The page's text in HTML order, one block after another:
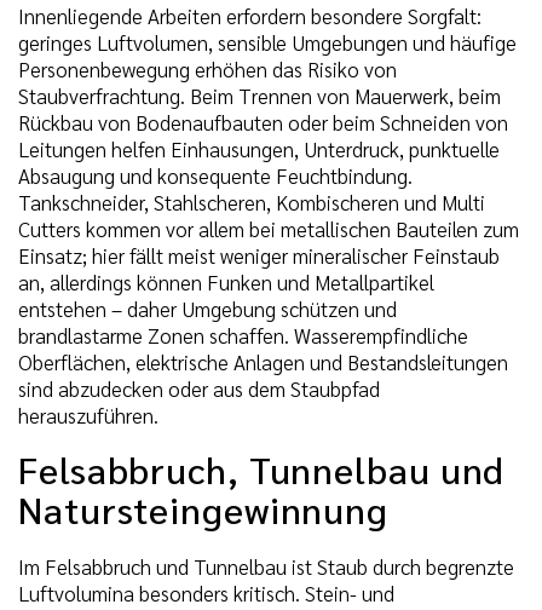
Innenliegende Arbeiten erfordern besondere Sorgfalt:
geringes Luftvolumen, sensible Umgebungen und häufige
Personenbewegung erhöhen das Risiko von
Staubverfrachtung. Beim Trennen von Mauerwerk, beim
Rückbau von Bodenaufbauten oder beim Schneiden von
Leitungen helfen Einhausungen, Unterdruck, punktuelle
Absaugung und konsequente Feuchtbindung.
Tankschneider, Stahlscheren, Kombischeren und Multi
Cutters kommen vor allem bei metallischen Bauteilen zum
Einsatz; hier fällt meist weniger mineralischer Feinstaub
an, allerdings können Funken und Metallpartikel
entstehen – daher Umgebung schützen und
brandlastarme Zonen schaffen. Wasserempfindliche
Oberflächen, elektrische Anlagen und Bestandsleitungen
sind abzudecken oder aus dem Staubpfad
herauszuführen.
Felsabbruch, Tunnelbau und
Natursteingewinnung
Im Felsabbruch und Tunnelbau ist Staub durch begrenzte
Luftvolumina besonders kritisch. Stein- und